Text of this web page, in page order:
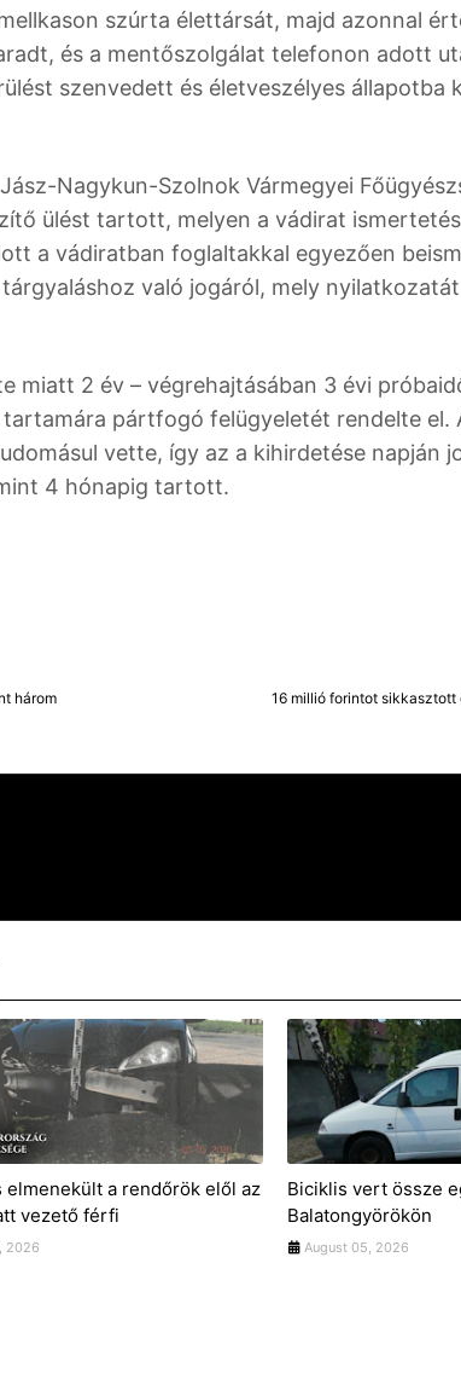
szúrta élettársát, majd azonnal
és a mentőszolgálat telefonon adott
szenvedett és életveszélyes állapotba
Nagykun-Szolnok Vármegyei
ülést tartott, melyen a vádirat
a vádiratban foglaltakkal egyezően
való jogáról, mely
2 év – végrehajtásában 3 évi
pártfogó felügyeletét rendelte el.
vette, így az a kihirdetése napján
4 hónapig tartott.
16 millió forintot
három
elmenekült a rendőrök elől az
vezető férfi
2026
Biciklis vert össze
Balatongyörökön
August 05, 2026